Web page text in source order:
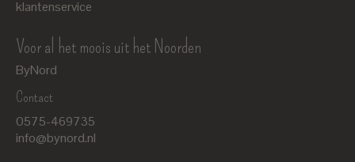
klantenservice
Voor al het moois uit het Noorden
ByNord
Contact
0575-469735
info@bynord.nl